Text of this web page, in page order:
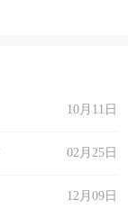
10月11日
02月25日
12月09日